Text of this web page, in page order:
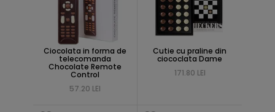
Ciocolata in forma de
telecomanda
Chocolate Remote
Control
57.20 LEI
Cutie cu praline din
ciococlata Dame
171.80 LEI